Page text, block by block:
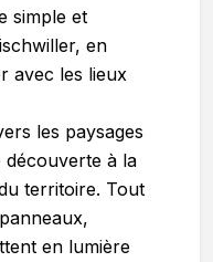
simple et
en
avec les lieux
les paysages
découverte à la
territoire. Tout
en lumière